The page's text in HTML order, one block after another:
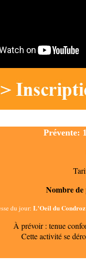
Prévente:
Nombre de
du jour: L'Oeil du
À prévoir : tenue
Cette activité se